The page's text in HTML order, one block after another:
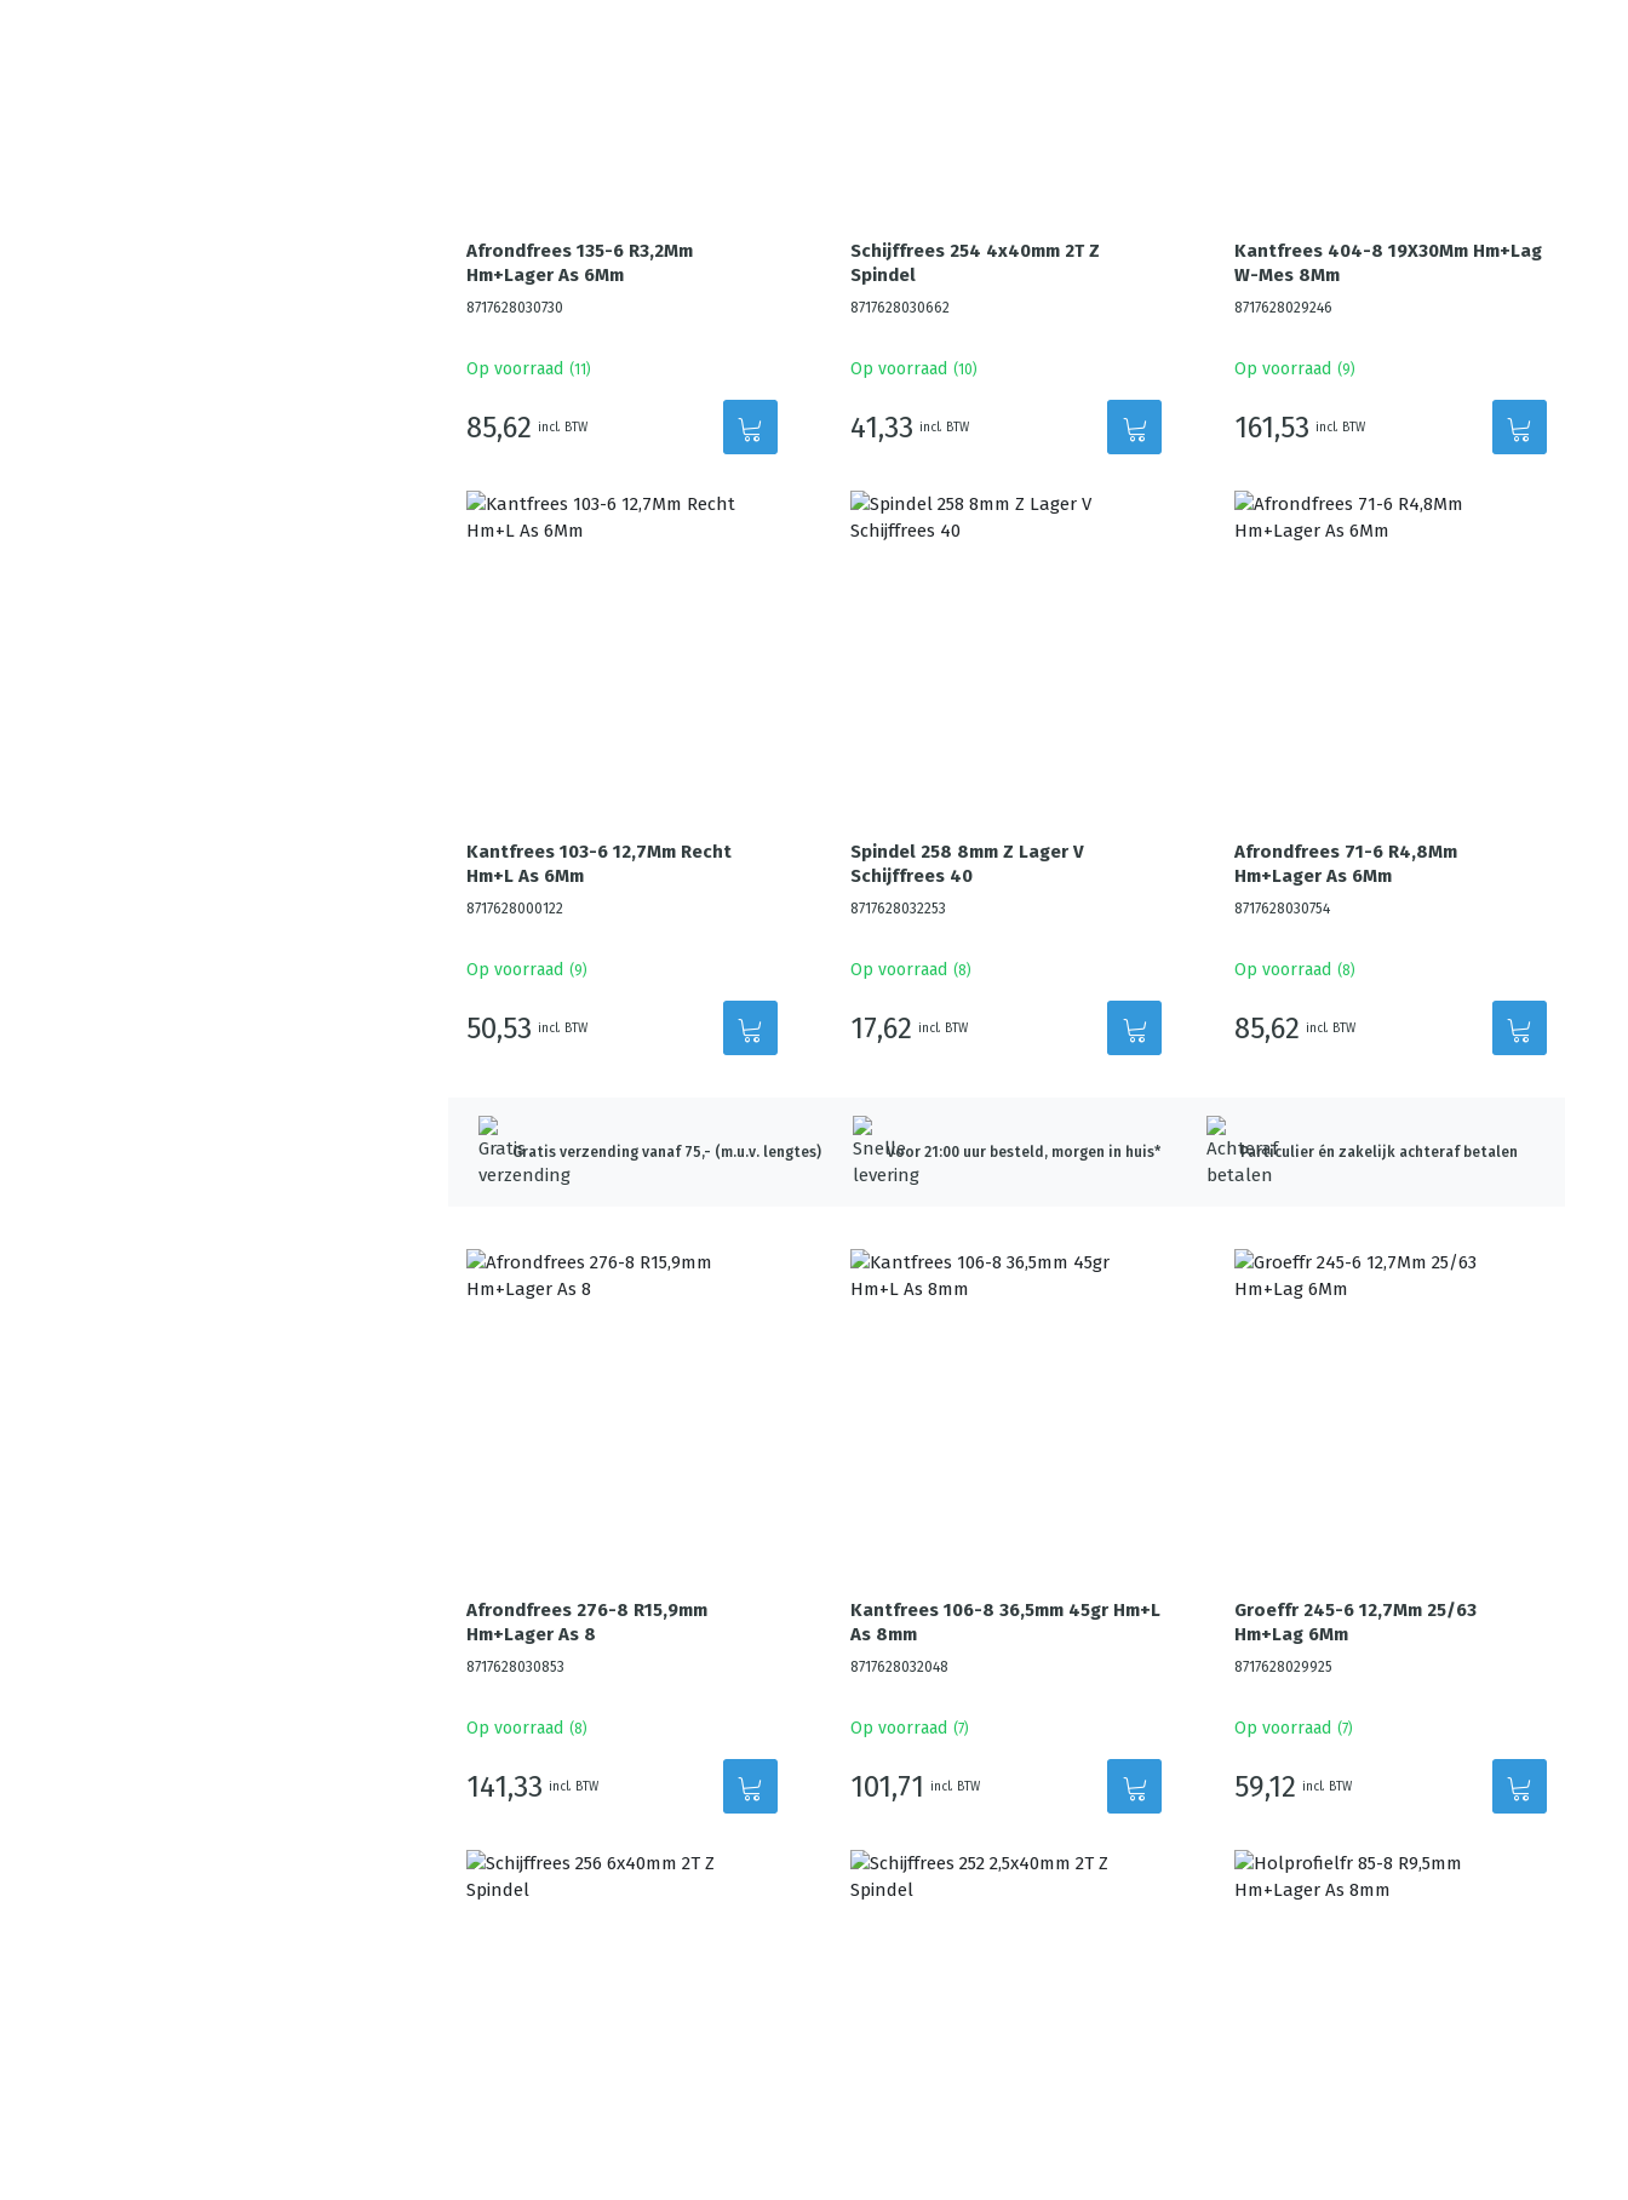
Afrondfrees 135-6 R3,2Mm
Hm+Lager As 6Mm
8717628030730
Op voorraad (11 )
85,62 incl. BTW
Schijffrees 254 4x40mm 2T Z
Spindel
8717628030662
Op voorraad (10)
41,33 incl. BTW
Kantfrees 404-8 19X30Mm Hm+Lag
W-Mes 8Mm
8717628029246
Op voorraad (9)
161,53 incl. BTW
Kantfrees 103-6 12,7Mm Recht
Hm+L As 6Mm
8717628000122
Op voorraad (9)
50,53 incl. BTW
Spindel 258 8mm Z Lager V
Schijffrees 40
8717628032253
Op voorraad (8)
17,62 incl. BTW
Afrondfrees 71-6 R4,8Mm
Hm+Lager As 6Mm
8717628030754
Op voorraad (8)
85,62 incl. BTW
Gratis verzending vanaf 75,- (m.u.v. lengtes) Voor 21:00 uur besteld, morgen in huis* Particulier én zakelijk achteraf betalen
Afrondfrees 276-8 R15,9mm
Hm+Lager As 8
8717628030853
Op voorraad (8)
141,33 incl. BTW
Kantfrees 106-8 36,5mm 45gr Hm+L
As 8mm
8717628032048
Op voorraad (7)
101,71 incl. BTW
Groeffr 245-6 12,7Mm 25/63
Hm+Lag 6Mm
8717628029925
Op voorraad (7)
59,12 incl. BTW